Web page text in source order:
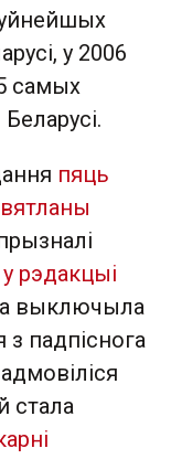
у 2006
самых
пяць
у рэдакцыі
выключыла
падпіснога
стала